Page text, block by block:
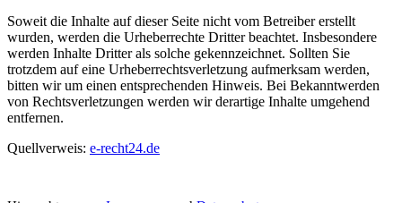
Soweit die Inhalte auf dieser Seite nicht vom Betreiber erstellt
wurden, werden die Urheberrechte Dritter beachtet. Insbesondere
werden Inhalte Dritter als solche gekennzeichnet. Sollten Sie
trotzdem auf eine Urheberrechtsverletzung aufmerksam werden,
bitten wir um einen entsprechenden Hinweis. Bei Bekanntwerden
von Rechtsverletzungen werden wir derartige Inhalte umgehend
entfernen.
Quellverweis: e-recht24.de